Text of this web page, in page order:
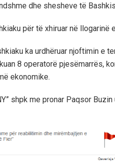
dhe shesheve të
për të xhiruar në
ka urdhëruar njoftimin e
8 operatorë pjesëmarrës,
ekonomike.
shpk me pronar Paqsor